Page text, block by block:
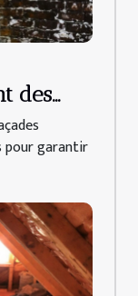
des
pour garantir